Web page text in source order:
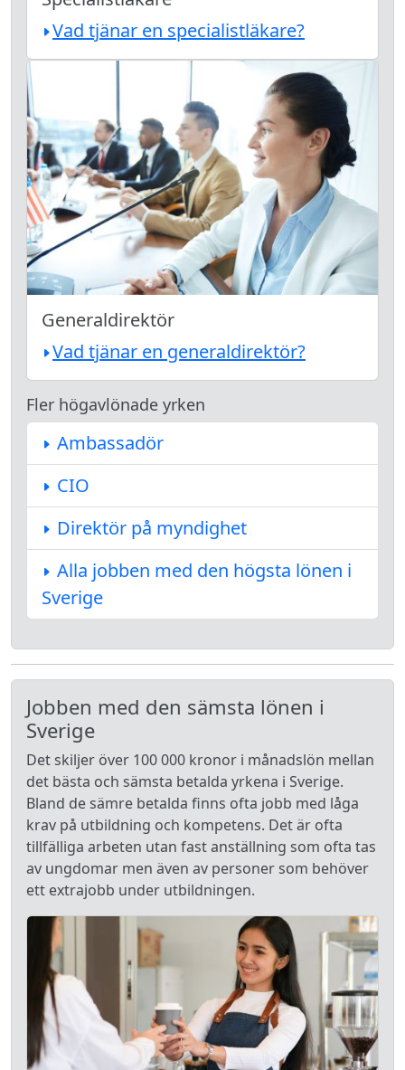
Vad tjänar en specialistläkare?
Generaldirektör
Vad tjänar en generaldirektör?
Fler högavlönade yrken
Ambassadör
CIO
Direktör på myndighet
Alla jobben med den högsta lönen i
Sverige
Jobben med den sämsta lönen i
Sverige
Det skiljer över 100 000 kronor i månadslön mellan
det bästa och sämsta betalda yrkena i Sverige.
Bland de sämre betalda finns ofta jobb med låga
krav på utbildning och kompetens. Det är ofta
tillfälliga arbeten utan fast anställning som ofta tas
av ungdomar men även av personer som behöver
ett extrajobb under utbildningen.